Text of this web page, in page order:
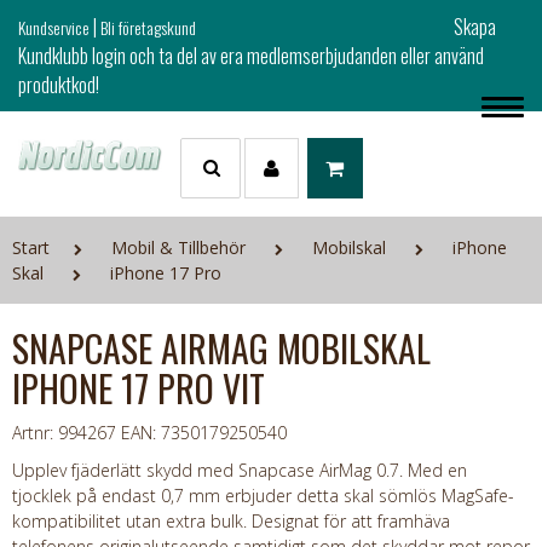
Kundservice|Bli företagskund
Skapa
Kundklubb login och ta del av era medlemserbjudanden eller använd
produktkod!
Start Mobil & Tillbehör Mobilskal
iPhone
Skal
iPhone 17 Pro
SNAPCASE AIRMAG MOBILSKAL
IPHONE 17 PRO VIT
Artnr: 994267 EAN: 7350179250540
Upplev fjäderlätt skydd med Snapcase AirMag 0.7. Med en
tjocklek på endast 0,7 mm erbjuder detta skal sömlös MagSafe-
kompatibilitet utan extra bulk. Designat för att framhäva